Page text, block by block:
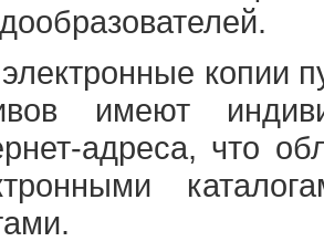
копии
имеют
адреса, что